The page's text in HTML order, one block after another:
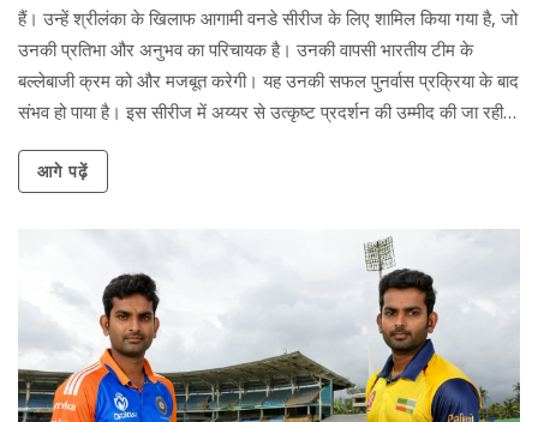
हैं। उन्हें श्रीलंका के खिलाफ आगामी वनडे सीरीज के लिए शामिल किया गया है, जो
उनकी प्रतिभा और अनुभव का परिचायक है। उनकी वापसी भारतीय टीम के
बल्लेबाजी क्रम को और मजबूत करेगी। यह उनकी सफल पुनर्वास प्रक्रिया के बाद
संभव हो पाया है। इस सीरीज में अय्यर से उत्कृष्ट प्रदर्शन की उम्मीद की जा रही
आगे पढ़ें